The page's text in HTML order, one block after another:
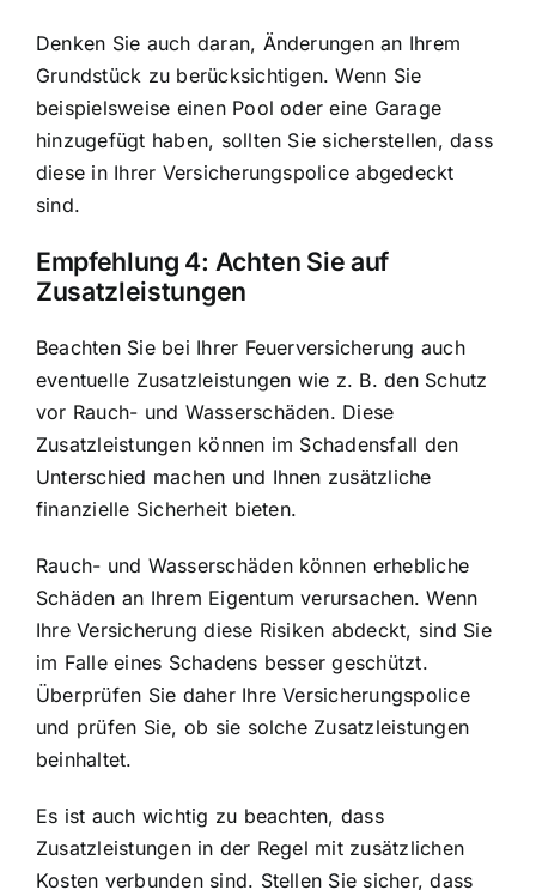
Denken Sie auch daran, Änderungen an Ihrem
Grundstück zu berücksichtigen. Wenn Sie
beispielsweise einen Pool oder eine Garage
hinzugefügt haben, sollten Sie sicherstellen, dass
diese in Ihrer Versicherungspolice abgedeckt
sind.
Empfehlung 4: Achten Sie auf
Zusatzleistungen
Beachten Sie bei Ihrer Feuerversicherung auch
eventuelle Zusatzleistungen wie z. B. den Schutz
vor Rauch- und Wasserschäden. Diese
Zusatzleistungen können im Schadensfall den
Unterschied machen und Ihnen zusätzliche
finanzielle Sicherheit bieten.
Rauch- und Wasserschäden können erhebliche
Schäden an Ihrem Eigentum verursachen. Wenn
Ihre Versicherung diese Risiken abdeckt, sind Sie
im Falle eines Schadens besser geschützt.
Überprüfen Sie daher Ihre Versicherungspolice
und prüfen Sie, ob sie solche Zusatzleistungen
beinhaltet.
Es ist auch wichtig zu beachten, dass
Zusatzleistungen in der Regel mit zusätzlichen
Kosten verbunden sind. Stellen Sie sicher, dass